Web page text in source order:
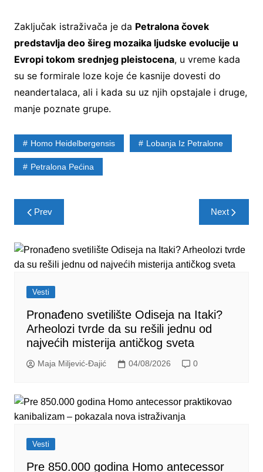
Zaključak istraživača je da Petralona čovek
predstavlja deo šireg mozaika ljudske evolucije u
Evropi tokom srednjeg pleistocena, u vreme kada
su se formirale loze koje će kasnije dovesti do
neandertalaca, ali i kada su uz njih opstajale i druge,
manje poznate grupe.
Homo Heidelbergensis Lobanja Iz Petralone
Petralona Pećina
Post
navigation
Prev Next
Vesti
Pronađeno svetilište Odiseja na Itaki?
Arheolozi tvrde da su rešili jednu od
najvećih misterija antičkog sveta
Maja Miljević-Đajić 04/08/2026 0
Vesti
Pre 850.000 godina Homo antecessor